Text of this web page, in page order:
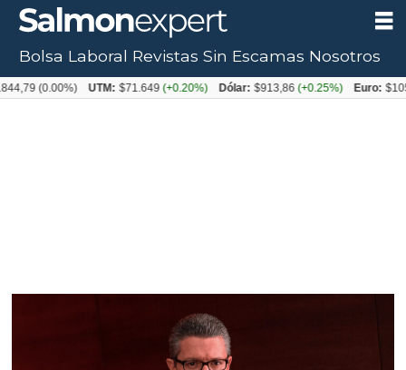
Tag:
Bolsa Laboral Revistas Sin Escamas Nosotros
(0.00%) UTM: $71.649(+0.20%) Dólar: $913,86(+0.25%) Euro: